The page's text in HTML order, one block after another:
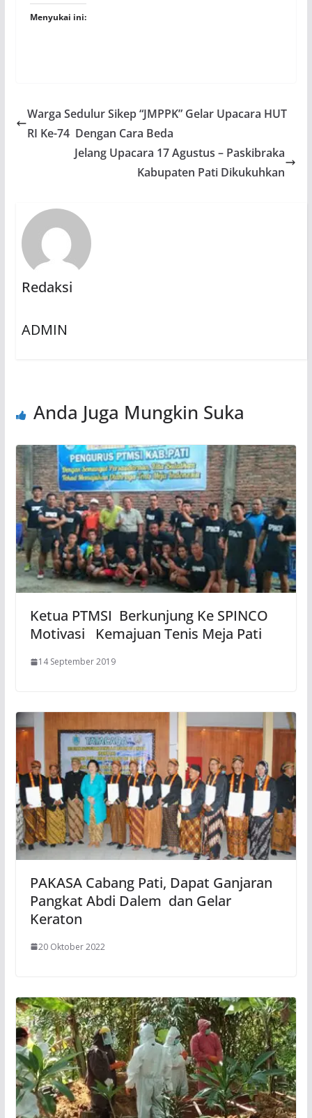
Menyukai ini:
Warga Sedulur Sikep “JMPPK” Gelar Upacara HUT
RI Ke-74 Dengan Cara Beda
Jelang Upacara 17 Agustus – Paskibraka
Kabupaten Pati Dikukuhkan
Redaksi
ADMIN
Anda Juga Mungkin Suka
Ketua PTMSI Berkunjung Ke SPINCO
Motivasi Kemajuan Tenis Meja Pati
14 September 2019
PAKASA Cabang Pati, Dapat Ganjaran
Pangkat Abdi Dalem dan Gelar
Keraton
20 Oktober 2022